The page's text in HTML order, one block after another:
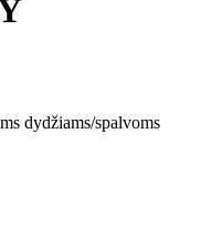
dydžiams/spalvoms